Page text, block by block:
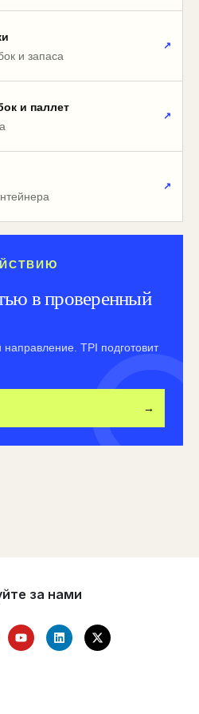
и запаса
↗
и паллет
↗
↗
в проверенный
TPI подготовит
→
за нами